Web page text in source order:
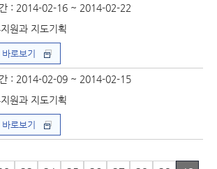
: 2014-02-16 ~ 2014-02-22
원과 지도기획
바로보기
: 2014-02-09 ~ 2014-02-15
원과 지도기획
바로보기